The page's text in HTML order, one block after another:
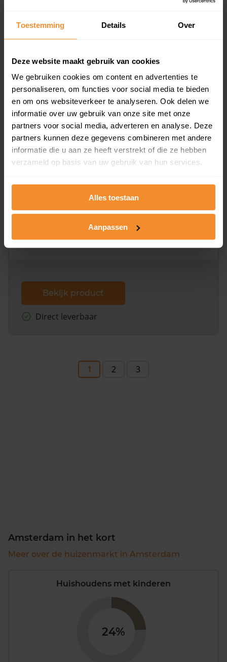
Toestemming Details Over
Deze website maakt gebruik van cookies
We gebruiken cookies om content en advertenties te
personaliseren, om functies voor social media te bieden
en om ons websiteverkeer te analyseren. Ook delen we
informatie over uw gebruik van onze site met onze
partners voor social media, adverteren en analyse. Deze
partners kunnen deze gegevens combineren met andere
informatie die u aan ze heeft verstrekt of die ze hebben
verzameld op basis van uw gebruik van hun services.
Alles toestaan
Aanpassen
Een overzicht van alle verkochte woningen (koopsom
inclusief een jaar lang gratis updates van nieuwe
Bekijk product
Direct leverbaar
Kadastrale kaart pakket
Alleen globale ligging perceel
Een uitgebreid overzicht van het perceel en
omliggende percelen met de kadastrale erfgrenzen,
dit inclusief de luchtfoto!
Bekijk product
Direct leverbaar
1 2 3
Amsterdam in het kort
Meer over de huizenmarkt in Amsterdam
Huishoudens met kinderen
24%